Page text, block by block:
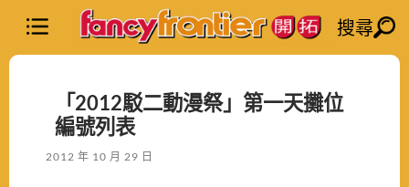
搜尋
「2012駁二動漫祭」第一天攤位
編號列表
2012 年 10 月 29 日